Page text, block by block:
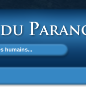
humains...